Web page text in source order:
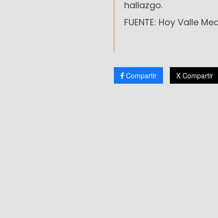
hallazgo.
FUENTE: Hoy Valle
Compartir X Compartir